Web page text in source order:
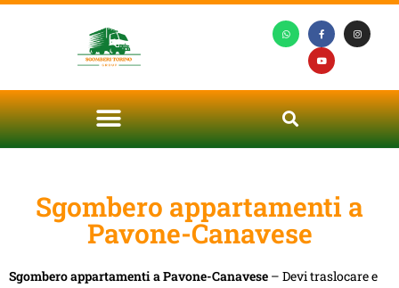
Sgombero appartamenti a
Pavone-Canavese
Sgombero appartamenti a Pavone-Canavese – Devi traslocare e